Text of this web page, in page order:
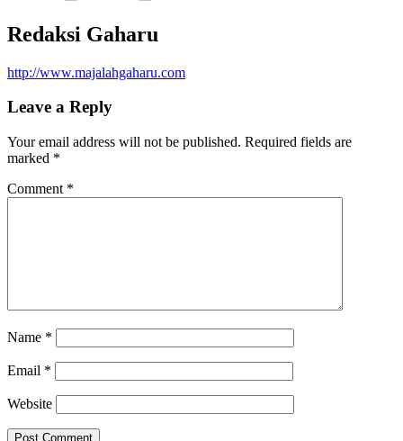
Redaksi Gaharu
http://www.majalahgaharu.com
Leave a Reply
Your email address will not be published. Required fields are
marked *
Comment *
Name *
Email *
Website